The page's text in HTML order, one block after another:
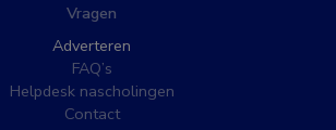
Vragen
Adverteren
FAQ’s
Helpdesk nascholingen
Contact